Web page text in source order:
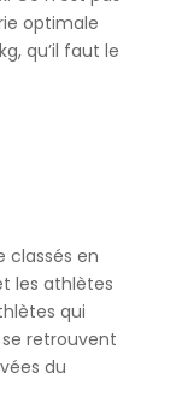
optimale
qu’il faut le
classés en
les athlètes
qui
retrouvent
du